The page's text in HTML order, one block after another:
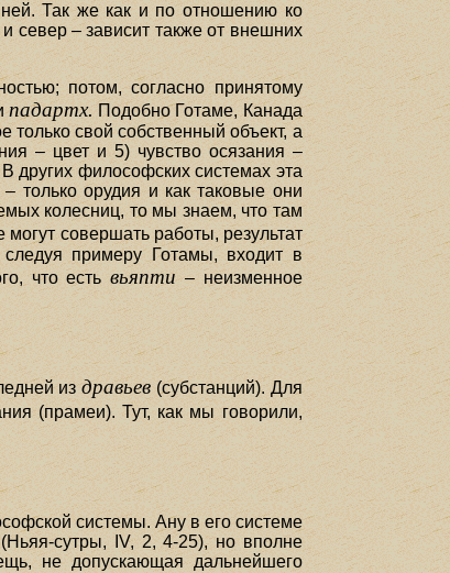
ней. Так же как и по отношению ко
север – зависит также от внешних
потом, согласно принятому
падартх. Подобно Готаме, Канада
только свой собственный объект, а
– цвет и 5) чувство осязания –
других философских системах эта
только орудия и как таковые они
колесниц, то мы знаем, что там
могут совершать работы, результат
примеру Готамы, входит в
что естьвьяпти– неизменное
издравьев (субстанций). Для
(прамеи). Тут, как мы говорили,
системы. Ану в его системе
сутры, IV, 2, 4-25), но вполне
не допускающая дальнейшего